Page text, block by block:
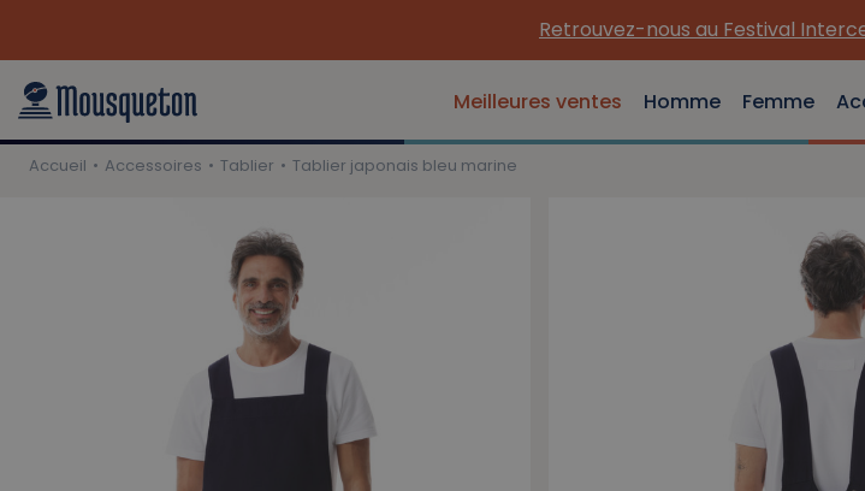
(Re) Découvrez nos
Meilleures ventes Homme Femme
Accueil Accessoires Tablier Tablier japonais bleu marine